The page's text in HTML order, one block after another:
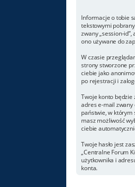
Informacje o tobie
tekstowymi
zwany „session-
ono używane do
W czasie
strony stworzone
ciebie jako
po rejestracji i
Twoje konto będzie
adres e-mail zwany
państwie, w którym
masz możliwość
ciebie
Twoje hasło jest
„Centralne Forum
użytkownika i
konta.